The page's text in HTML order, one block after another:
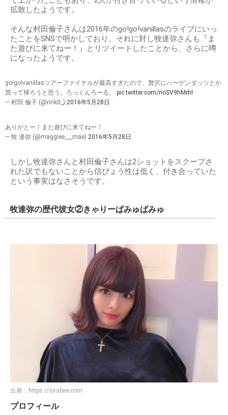
拡散したようです。
そんな村田倫子さんは2016年のgo!go!vanillasのライブにいっ
たことをSNSで明かしており、それに対し牧達弥さんも『ま
た遊びに来てねー！』とリツイートしたことから、さらに噂
になったようです。
go!go!vanillasツアーファイナルが最高すぎたので、贅沢にハーゲンダッツとか
買って帰ろうと思う。ろっくんろーる。 pic.twitter.com/noSV9hMrhl
— 村田 倫子 (@rink0_) 2016年5月28日
ありがとー！また遊びに来てねー！
— 牧 達弥 (@maggiee___mae) 2016年5月28日
しかし牧達弥さんと村田倫子さんは2ショットをスクープさ
れた訳でもないことから信ぴょう性は低く、付き合っていた
という事実はなさそうです。
牧達弥の歴代彼女②きゃりーぱみゅぱみゅ
出典： https://sirabee.com
プロフィール